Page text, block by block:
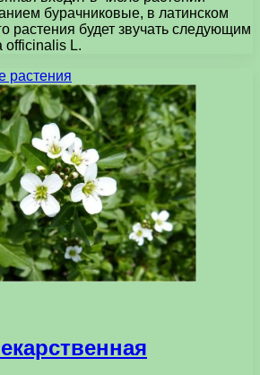
бурачниковые, в латинском
растения будет звучать следующим
officinalis L.
растения